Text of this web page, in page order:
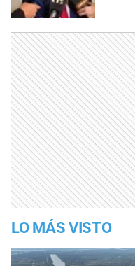
LO MÁS VISTO